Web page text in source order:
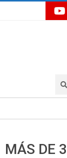
MÁS DE